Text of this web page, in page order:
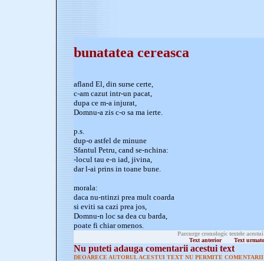
bunatatea cereasca
afland El, din surse certe,
c-am cazut intr-un pacat,
dupa ce m-a injurat,
Domnu-a zis c-o sa ma ierte.
p.s.
dup-o astfel de minune
Sfantul Petru, cand se-nchina:
-locul tau e-n iad, jivina,
dar l-ai prins in toane bune.
morala:
daca nu-ntinzi prea mult coarda
si eviti sa cazi prea jos,
Domnu-n loc sa dea cu barda,
poate fi chiar omenos.
Parcurge cronologic textele
Text anterior
Text
Nu puteti adauga comentarii acestui text
DEOARECE AUTORUL ACESTUI TEXT NU PERMITE